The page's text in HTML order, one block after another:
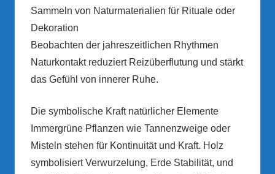
Sammeln von Naturmaterialien für Rituale oder
Dekoration
Beobachten der jahreszeitlichen Rhythmen
Naturkontakt reduziert Reizüberflutung und stärkt
das Gefühl von innerer Ruhe.
Die symbolische Kraft natürlicher Elemente
Immergrüne Pflanzen wie Tannenzweige oder
Misteln stehen für Kontinuität und Kraft. Holz
symbolisiert Verwurzelung, Erde Stabilität, und